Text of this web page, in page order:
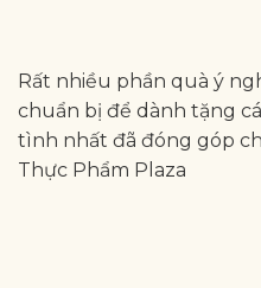
Rất nhiều phần quà ý
chuẩn bị để dành tặng
tình nhất đã đóng góp
Thực Phẩm Plaza